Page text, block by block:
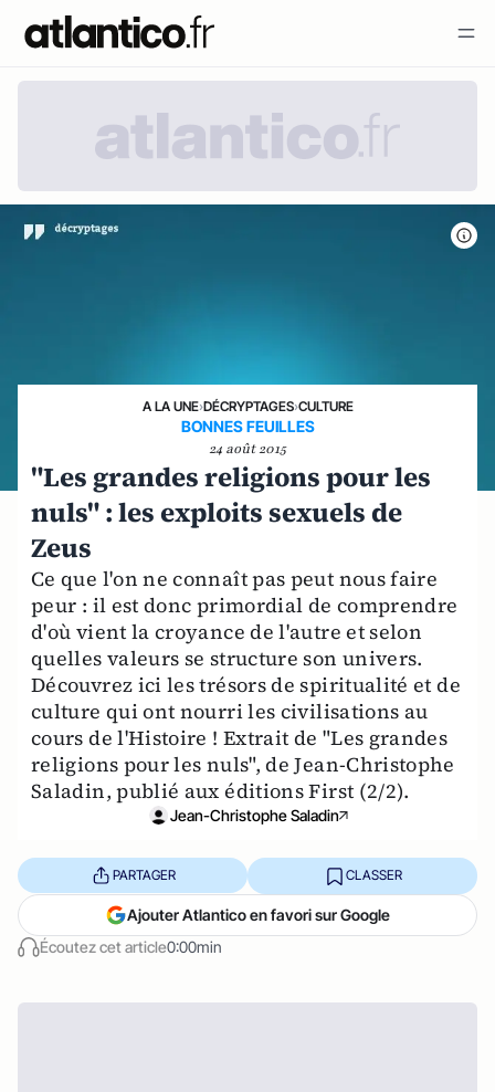
A LA UNE›DÉCRYPTAGES›CULTURE
BONNES FEUILLES
24 août 2015
"Les grandes religions pour les
nuls" : les exploits sexuels de
Zeus
Ce que l'on ne connaît pas peut nous faire
peur : il est donc primordial de comprendre
d'où vient la croyance de l'autre et selon
quelles valeurs se structure son univers.
Découvrez ici les trésors de spiritualité et de
culture qui ont nourri les civilisations au
cours de l'Histoire ! Extrait de "Les grandes
religions pour les nuls", de Jean-Christophe
Saladin, publié aux éditions First (2/2).
Jean-Christophe Saladin
Écoutez cet article0:00min
PARTAGER CLASSER
Ajouter Atlantico en favori sur Google